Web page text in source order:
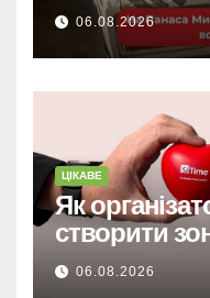
06.08.2026
ЦІКАВЕ
Як
створити
06.08.2026